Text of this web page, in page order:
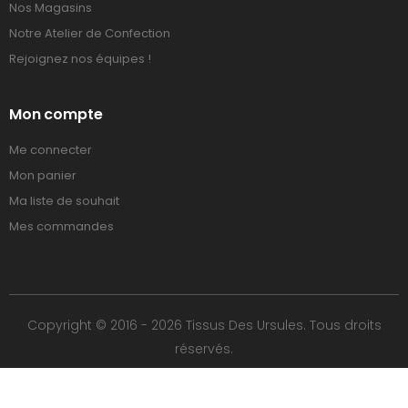
Nos Magasins
Notre Atelier de Confection
Rejoignez nos équipes !
Mon compte
Me connecter
Mon panier
Ma liste de souhait
Mes commandes
Copyright © 2016 - 2026 Tissus Des Ursules. Tous droits
réservés.